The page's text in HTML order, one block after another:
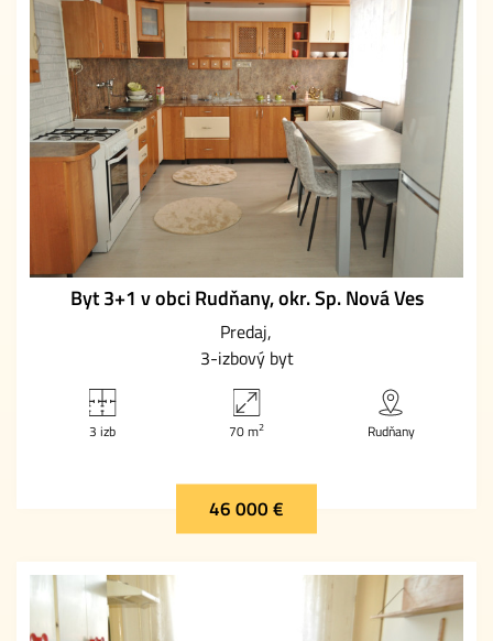
Byt 3+1 v obci Rudňany, okr. Sp. Nová Ves
Predaj
3-izbový byt
3 izb 70 m2 Rudňany
46 000 €